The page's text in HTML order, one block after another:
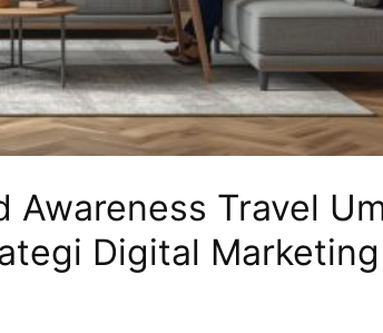
Awareness Travel
Digital Marketing